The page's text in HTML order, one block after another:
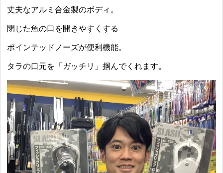
丈夫なアルミ合金製のボディ。
閉じた魚の口を開きやすくする
ポインテッドノーズが便利機能。
タラの口元を「ガッチリ」掴んでくれます。